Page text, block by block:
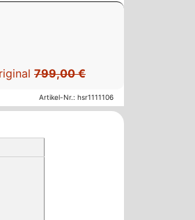
799,00 €
Artikel-Nr.: hsr1111106